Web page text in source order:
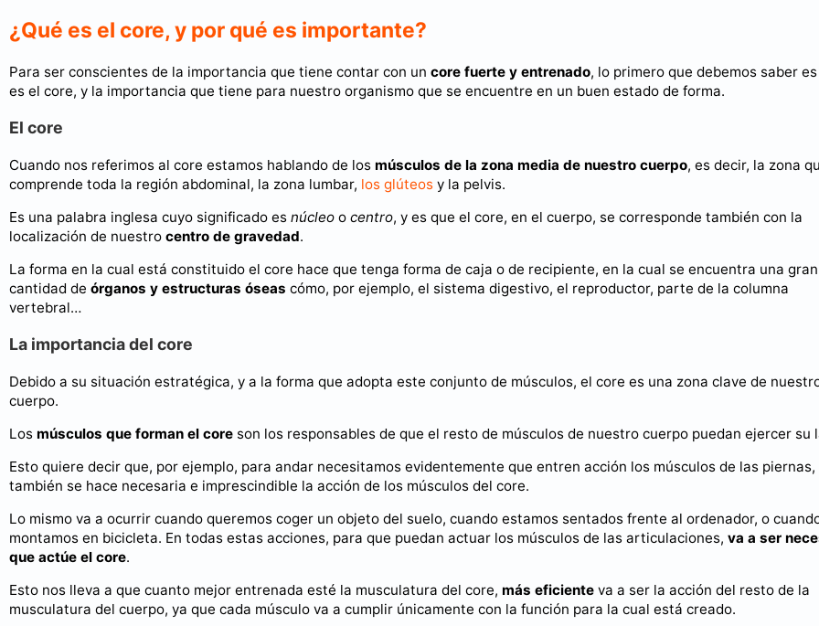
¿Qué es el core, y por qué es importante?
Para ser conscientes de la importancia que tiene contar con un core fuerte y entrenado, lo primero que debemos saber
es el core, y la importancia que tiene para nuestro organismo que se encuentre en un buen estado de forma.
El core
Cuando nos referimos al core estamos hablando de los músculos de la zona media de nuestro cuerpo, es decir, la zona
comprende toda la región abdominal, la zona lumbar, los glúteos y la pelvis.
Es una palabra inglesa cuyo significado es núcleo o centro, y es que el core, en el cuerpo, se corresponde también con la
localización de nuestro centro de gravedad.
La forma en la cual está constituido el core hace que tenga forma de caja o de recipiente, en la cual se encuentra una gran
cantidad de órganos y estructuras óseas cómo, por ejemplo, el sistema digestivo, el reproductor, parte de la columna
vertebral…
La importancia del core
Debido a su situación estratégica, y a la forma que adopta este conjunto de músculos, el core es una zona clave de
cuerpo.
Los músculos que forman el core son los responsables de que el resto de músculos de nuestro cuerpo puedan ejercer su
Esto quiere decir que, por ejemplo, para andar necesitamos evidentemente que entren acción los músculos de las piernas,
también se hace necesaria e imprescindible la acción de los músculos del core.
Lo mismo va a ocurrir cuando queremos coger un objeto del suelo, cuando estamos sentados frente al ordenador, o
montamos en bicicleta. En todas estas acciones, para que puedan actuar los músculos de las articulaciones, va a ser
que actúe el core.
Esto nos lleva a que cuanto mejor entrenada esté la musculatura del core, más eficiente va a ser la acción del resto de la
musculatura del cuerpo, ya que cada músculo va a cumplir únicamente con la función para la cual está creado.